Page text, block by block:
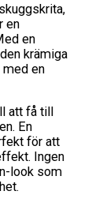
en
en
krämiga
med en
att få till
En
för att
Ingen
look som